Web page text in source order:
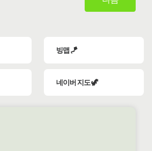
빙맵 🪁
네이버 지도 🦖